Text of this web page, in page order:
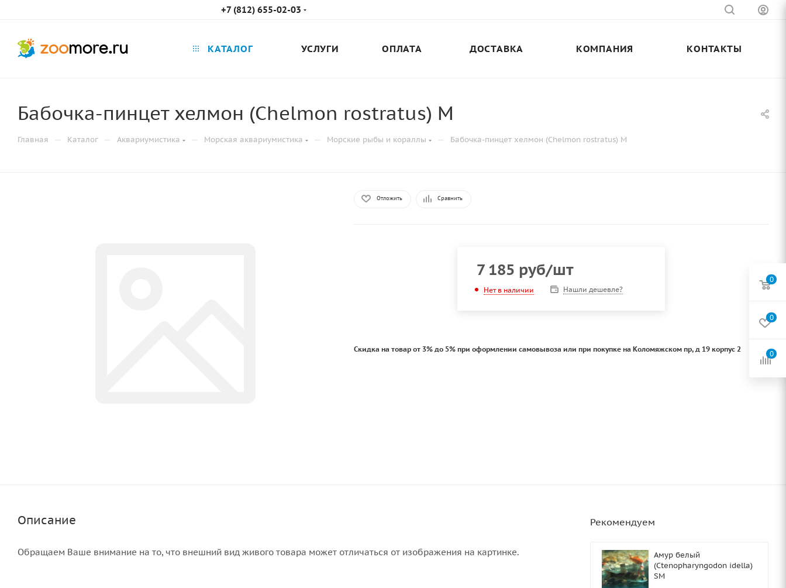
+7 (812) 655-02-03
КАТАЛОГ УСЛУГИ ОПЛАТА ДОСТАВКА КОМПАНИЯ КОНТАКТЫ
Бабочка-пинцет хелмон (Chelmon rostratus) M
Главная — Каталог — Аквариумистика — Морская аквариумистика — Морские рыбы и кораллы — Бабочка-пинцет хелмон (Chelmon rostratus) M
Отложить Сравнить
7 185 руб/шт
Нет в наличии Нашли дешевле?
Скидка на товар от 3% до 5% при оформлении самовывоза или при покупке на Коломяжском пр, д 19 корпус 2
Описание
Обращаем Ваше внимание на то, что внешний вид живого товара может отличаться от изображения на картинке.
Рекомендуем
Амур белый
(Ctenopharyngodon idella)
SМ
0
0
0